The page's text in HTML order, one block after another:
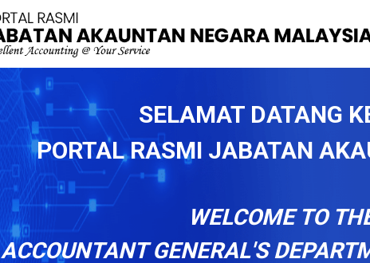
SELAMAT DATANG
PORTAL RASMI JABATAN
WELCOME TO
ACCOUNTANT GENERAL'S